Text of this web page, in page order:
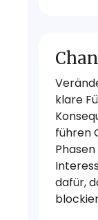
klare
führen
dafür,